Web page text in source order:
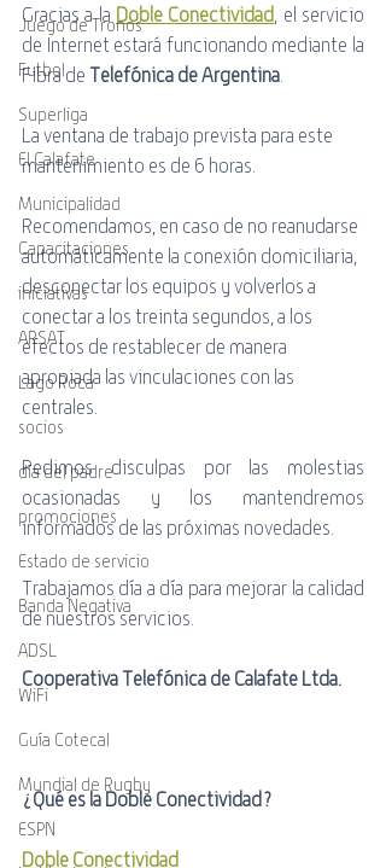
Juego de Tronos
Futbol
Superliga
El Calafate
Municipalidad
Capacitaciones
iniciativas
ARSAT
Lago Roca
socios
día del padre
promociones
Estado de servicio
Banda Negativa
ADSL
WiFi
Guía Cotecal
Mundial de Rugby
ESPN
Gracias a la Doble Conectividad , el servicio
de Internet estará funcionando mediante la
Fibra de Telefónica de Argentina
La ventana de trabajo prevista para este
mantenimiento es de 6 horas.
Recomendamos, en caso de no reanudarse
automáticamente la conexión domiciliaria,
desconectar los equipos y volverlos a
conectar a los treinta segundos, a los
efectos de restablecer de manera
apropiada las vinculaciones con las
centrales.
Pedimos disculpas por las molestias
ocasionadas y los mantendremos
informados de las próximas novedades.
Trabajamos día a día para mejorar la calidad
de nuestros servicios.
Cooperativa Telefónica de Calafate Ltda.
¿Qué es la Doble Conectividad?
Doble Conectividad